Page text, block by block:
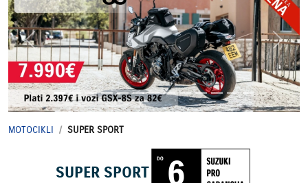
Previous Next
MOTOCIKLI SUPER SPORT
SUPER SPORT